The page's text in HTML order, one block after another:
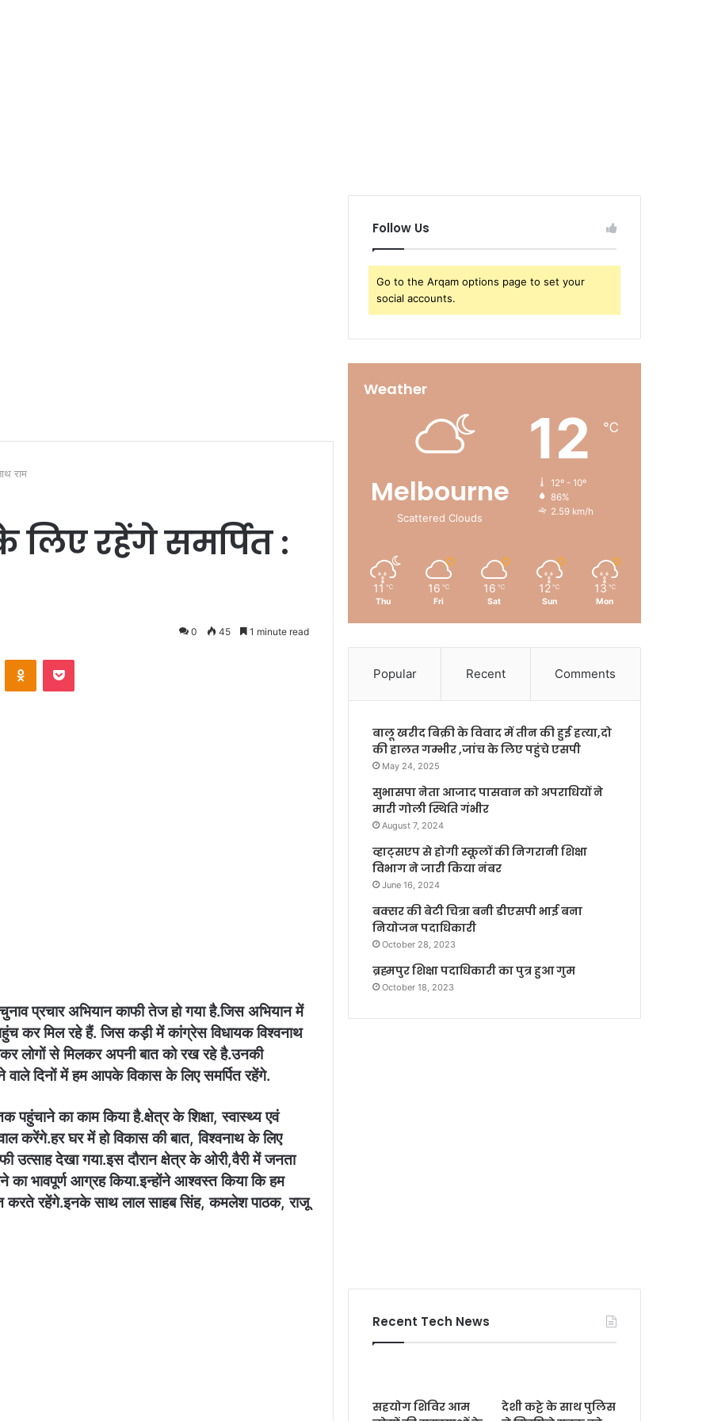
राम
रहेंगे समर्पित :
0 45 1 minute read
प्रचार अभियान काफी तेज हो गया है.जिस अभियान में
कर मिल रहे हैं. जिस कड़ी में कांग्रेस विधायक विश्वनाथ
लोगों से मिलकर अपनी बात को रख रहे है.उनकी
वाले दिनों में हम आपके विकास के लिए समर्पित रहेंगे.
का काम किया है.क्षेत्र के शिक्षा, स्वास्थ्य एवं
करेंगे.हर घर में हो विकास की बात, विश्वनाथ के लिए
उत्साह देखा गया.इस दौरान क्षेत्र के ओरी,वैरी में जनता
भावपूर्ण आग्रह किया.इन्होंने आश्वस्त किया कि हम
करते रहेंगे.इनके साथ लाल साहब सिंह, कमलेश पाठक, राजू
Follow Us
Go to the Arqam options page to set your
social accounts.
Weather
Melbourne
Scattered Clouds
12 ℃
12º - 10º
86%
2.59 km/h
11 ℃
Thu
16 ℃
Fri
16 ℃
Sat
12 ℃
Sun
13 ℃
Mon
Popular Recent Comments
बालू खरीद बिक्री के विवाद में तीन की हुई हत्या,दो
की हालत गम्भीर ,जांच के लिए पहुंचे एसपी
May 24, 2025
सुभासपा नेता आजाद पासवान को अपराधियों ने
मारी गोली स्थिति गंभीर
August 7, 2024
व्हाट्सएप से होगी स्कूलों की निगरानी शिक्षा
विभाग ने जारी किया नंबर
June 16, 2024
बक्सर की बेटी चित्रा बनी डीएसपी भाई बना
नियोजन पदाधिकारी
October 28, 2023
ब्रह्मपुर शिक्षा पदाधिकारी का पुत्र हुआ गुम
October 18, 2023
Recent Tech News
सहयोग शिविर आम
देशी कट्टे के साथ पुलिस